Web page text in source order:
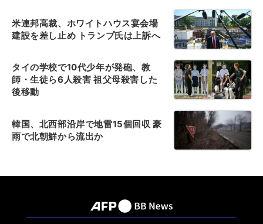
米連邦高裁、ホワイトハウス宴会場
建設を差し止め トランプ氏は上訴へ
タイの学校で10代少年が発砲、教
師・生徒ら6人殺害 祖父母殺害した
後移動
韓国、北西部沿岸で地雷15個回収 豪
雨で北朝鮮から流出か